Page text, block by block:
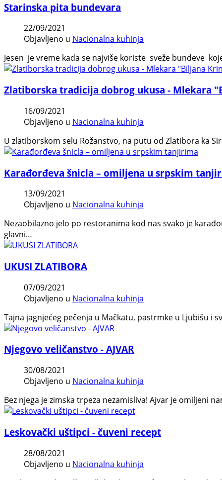
Starinska pita bundevara
22/09/2021
Objavljeno u Nacionalna kuhinja
Jesen je vreme kada se najviše koriste sveže bundeve
Zlatiborska tradicija dobrog ukusa - Mlekara
16/09/2021
Objavljeno u Nacionalna kuhinja
U zlatiborskom selu Rožanstvo, na putu od Zlatibora ka
Karađorđeva šnicla – omiljena u srpskim
13/09/2021
Objavljeno u Nacionalna kuhinja
Nezaobilazno jelo po restoranima kod nas svako je
glavni…
UKUSI ZLATIBORA
07/09/2021
Objavljeno u Nacionalna kuhinja
Tajna jagnjećeg pečenja u Mačkatu, pastrmke u Ljubišu
Njegovo veličanstvo - AJVAR
30/08/2021
Objavljeno u Nacionalna kuhinja
Bez njega je zimska trpeza nezamisliva! Ajvar je omiljeni
Leskovački uštipci - čuveni recept
28/08/2021
Objavljeno u Nacionalna kuhinja